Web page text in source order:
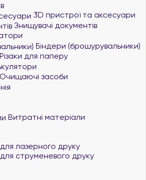
3D пристрої та аксесуари
Знищувачі документів
Біндери (брошурувальники)
Різаки для паперу
Очищаючі засоби
Витратні матеріали
лазерного друку
струменевого друку